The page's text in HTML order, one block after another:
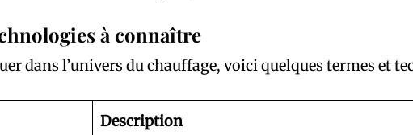
à connaître
dans l’univers du chauffage, voici quelques termes et
Description